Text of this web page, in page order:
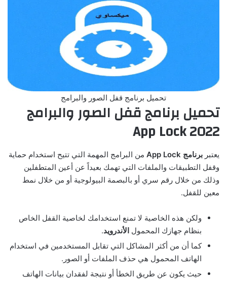
تحميل برنامج قفل الصور والبرامج
تحميل برنامج قفل الصور والبرامج
App Lock 2022
يعتبر برنامج App Lock من البرامج المهمة التي تتيح استخدام حماية
وقفل التطبيقات والملفات التي تهمك بعيداً عن أعين المتطفلين
وذلك من خلال رقم سري أو بالبصمة البيولوجية أو من خلال نمط
معين للقفل.
ولكن هذه الخاصية لا تمنع استخدامك لخاصية القفل الخاص
بنظام جهازك المحمول الأندرويد.
كما أن من أكثر المشاكل التي تقابل المستخدمين في استخدام
الهاتف المحمول هي حذف الملفات أو الصور.
حيث يكون عن طريق الخطأ أو نتيجة لفقدان بيانات الهاتف